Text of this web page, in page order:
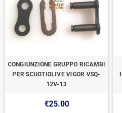
CONGIUNZIONE GRUPPO RICAMBI
PER SCUOTIOLIVE VIGOR VSQ-
12V-13
€25.00